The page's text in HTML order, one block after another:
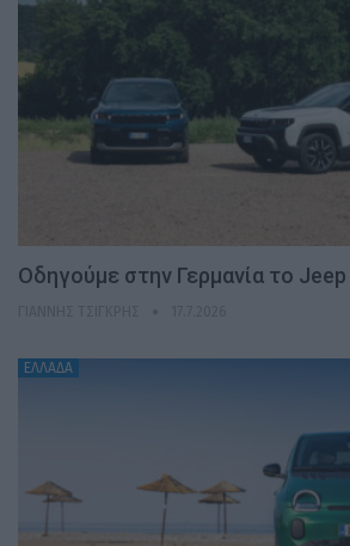
Οδηγούμε στην Γερμανία το
ΕΛΛΑΔΑ